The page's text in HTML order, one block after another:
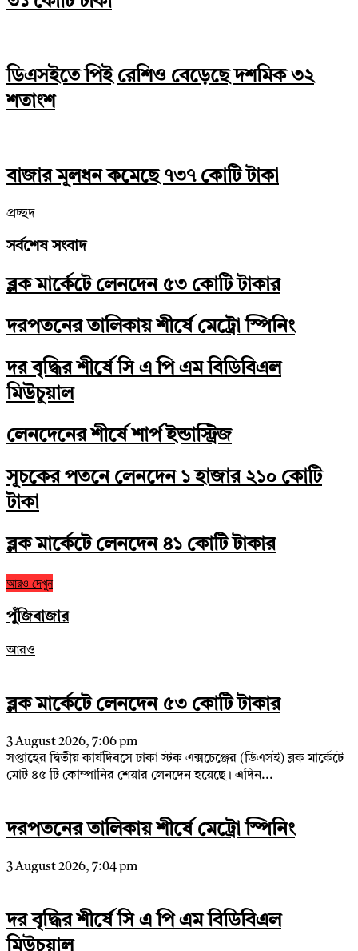
ডিএসইতে পিই রেশিও বেড়েছে দশমিক ৩২
শতাংশ
বাজার মূলধন কমেছে ৭৩৭ কোটি টাকা
প্রচ্ছদ
সর্বশেষ সংবাদ
ব্লক মার্কেটে লেনদেন ৫৩ কোটি টাকার
দরপতনের তালিকায় শীর্ষে মেট্রো স্পিনিং
দর বৃদ্ধির শীর্ষে সি এ পি এম বিডিবিএল
মিউচুয়াল
লেনদেনের শীর্ষে শার্প ইন্ডাস্ট্রিজ
সূচকের পতনে লেনদেন ১ হাজার ২১০ কোটি
টাকা
ব্লক মার্কেটে লেনদেন ৪১ কোটি টাকার
আরও দেখুন
পুঁজিবাজার
আরও
ব্লক মার্কেটে লেনদেন ৫৩ কোটি টাকার
3 August 2026, 7:06 pm
সপ্তাহের দ্বিতীয় কার্যদিবসে ঢাকা স্টক এক্সচেঞ্জের (ডিএসই) ব্লক মার্কেটে
মোট ৪৫ টি কোম্পানির শেয়ার লেনদেন হয়েছে। এদিন...
দরপতনের তালিকায় শীর্ষে মেট্রো স্পিনিং
3 August 2026, 7:04 pm
দর বৃদ্ধির শীর্ষে সি এ পি এম বিডিবিএল
মিউচুয়াল